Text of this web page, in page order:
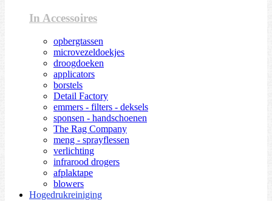
In Accessoires
opbergtassen
microvezeldoekjes
droogdoeken
applicators
borstels
Detail Factory
emmers - filters - deksels
sponsen - handschoenen
The Rag Company
meng - sprayflessen
verlichting
infrarood drogers
afplaktape
blowers
Hogedrukreiniging